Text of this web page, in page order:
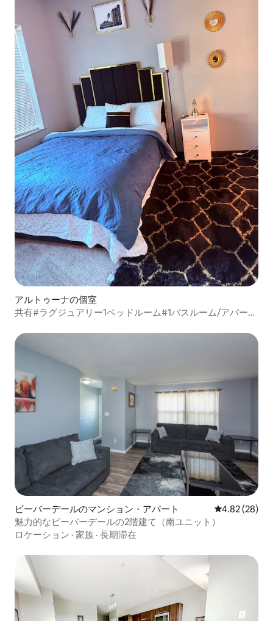
アルトゥーナの個室
共有#ラグジュアリー1ベッドルーム#1バスルーム/アパー
ビーバーデールのマンション・アパート レビュー28
4.82 (28)
魅力的なビーバーデールの2階建て（南ユニット）
ロケーション · 家族 · 長期滞在